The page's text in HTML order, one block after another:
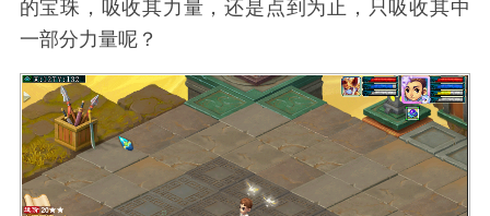
一部分力量呢？